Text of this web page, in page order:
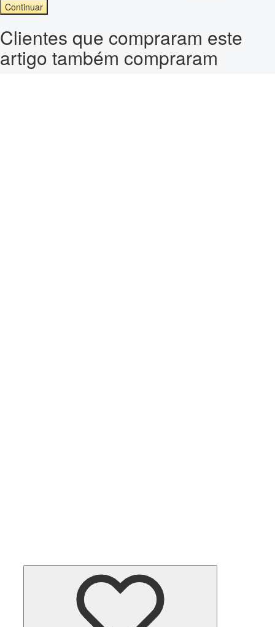
Continuar
Clientes que compraram este
artigo também compraram